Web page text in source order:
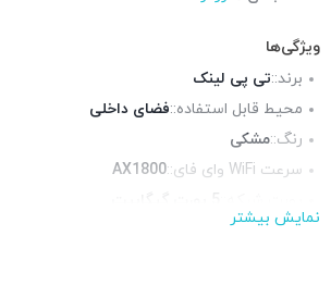
ویژگی‌ها
برند::تی پی لینک
محیط قابل استفاده::فضای داخلی
رنگ::مشکی
سرعت WiFi وای فای::
AX1800
5 پورت گیگابیت
منبع تغذیه::
نمایش بیشتر